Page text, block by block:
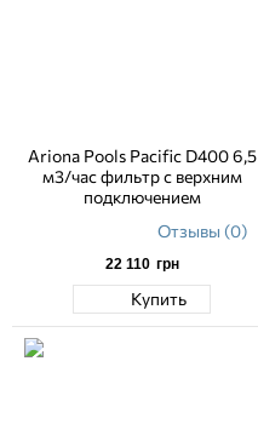
Ariona Pools Pacific D400 6,5
м3/час фильтр с верхним
подключением
Отзывы (0)
22 110 грн
Купить